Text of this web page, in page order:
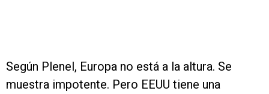
Según Plenel, Europa no está a la altura. Se
muestra impotente. Pero EEUU tiene una